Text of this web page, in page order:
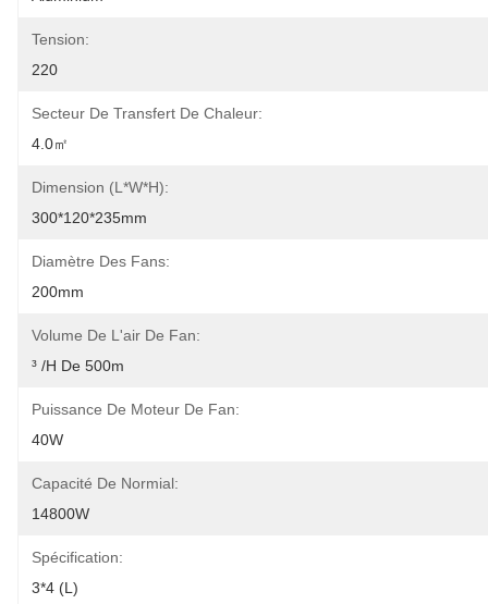
Tension:
220
Secteur De Transfert De Chaleur:
4.0㎡
Dimension (L*W*H):
300*120*235mm
Diamètre Des Fans:
200mm
Volume De L'air De Fan:
³ /h De 500m
Puissance De Moteur De Fan:
40W
Capacité De Normial:
14800W
Spécification:
3*4 (L)